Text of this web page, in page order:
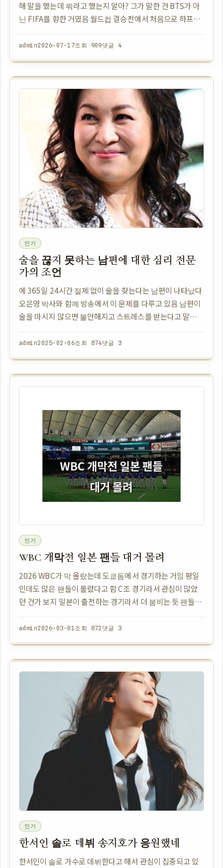
해 말을 했는데 뭐라고 했는지 알아? 그가 말한 건 BTS가 아
닌 FIFA를 향한 거였음 월드컵 결승전에서 처음으로 하프타
스미스는 월드컵이 축구 경기보다…
admin2026-07-17조회 909댓글 4
인기
술을 끊지 못하는 남편에 대한 심리 전문
가의 조언
에 365일 24시간 절제 없이 술을 찾는다는 남편이 나타났다
오은영 박사와 함께 방송에서 이 문제를 다루고 있음 남편이
술을 마시지 않으면 불안해지고 스트레스를 받는다고 말함
계속해서 생각나고 몸이 욕망을 부르…
admin2025-02-06조회 874댓글 3
인기
WBC 개막전 일본 팬들 대거 몰려
2026 WBC가 막 올랐는데 도쿄돔에서 경기하는 거임 평일
인데도 많은 팬들이 몰렸다고 함 C조 경기라서 관심이 많았
던 건가 보지 일본이 출전하는 경기라서 더 붐비는 듯 팬들은
는 일본에서 열리는 거라서 현지인들 관…
admin2026-03-01조회 872 댓글 3
인기
한서인 솔로 데뷔 송지호가 응원했네
한서인이 솔로 가수로 데뷔한다고 해서 관심이 집중되고 있